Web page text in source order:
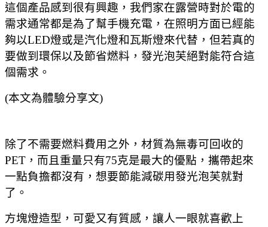
這個產品感到很有興趣，我們家在露營時對於電的
需求通常都是為了幫手機充電，在照明方面已經能
夠以LED燈或是汽化燈和瓦斯燈來代替，但若真的
要做到環保以及節省燃料，發光泡芙絕對能符合這
個需求。
(本文為體驗分享文)
除了不需要燃料費用之外，材質為無毒可回收的
PET，而且重量只有75克是最大的優點，攜帶起來
一點負擔都沒有，想要節能減碳用發光泡芙就對
了。
方塊燈造型，可愛又有質感，讓人一眼就喜歡上